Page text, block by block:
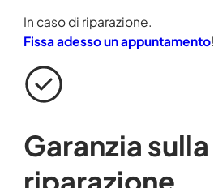
In caso di riparazione.
Fissa adesso un appuntamento!
Garanzia sulla